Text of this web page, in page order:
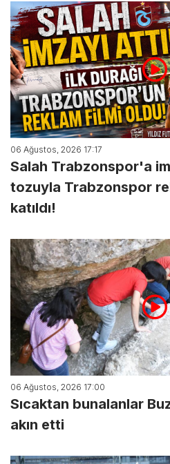
06 Ağustos, 2026 17:17
Salah Trabzonspor'a
tozuyla Trabzonspor
katıldı!
06 Ağustos, 2026 17:00
Sıcaktan bunalanlar
akın etti